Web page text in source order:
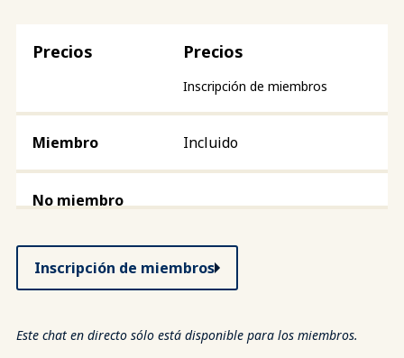
Precios
Inscripción de miembros
Incluido
Inscripción de miembros
Este chat en directo sólo está disponible para los miembros.